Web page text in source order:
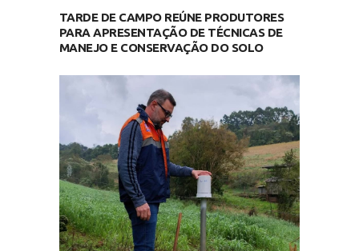
TARDE DE CAMPO REÚNE PRODUTORES
PARA APRESENTAÇÃO DE TÉCNICAS DE
MANEJO E CONSERVAÇÃO DO SOLO